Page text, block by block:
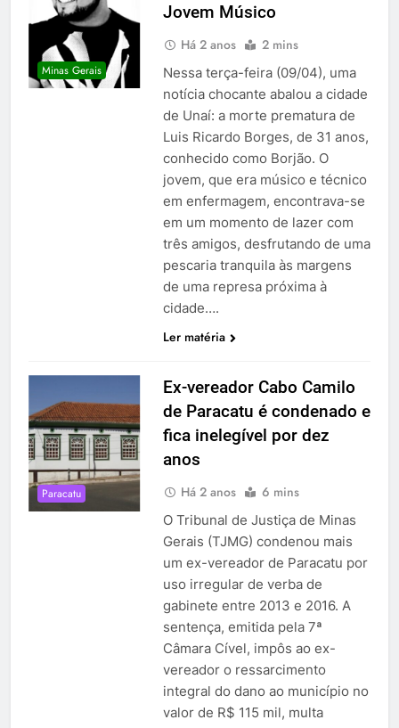
Minas Gerais
Jovem Músico
Há 2 anos 2 mins
Nessa terça-feira (09/04), uma
notícia chocante abalou a cidade
de Unaí: a morte prematura de
Luis Ricardo Borges, de 31 anos,
conhecido como Borjão. O
jovem, que era músico e técnico
em enfermagem, encontrava-se
em um momento de lazer com
três amigos, desfrutando de uma
pescaria tranquila às margens
de uma represa próxima à
cidade….
Ler matéria
Paracatu
Ex-vereador Cabo Camilo
de Paracatu é condenado e
fica inelegível por dez
anos
Há 2 anos 6 mins
O Tribunal de Justiça de Minas
Gerais (TJMG) condenou mais
um ex-vereador de Paracatu por
uso irregular de verba de
gabinete entre 2013 e 2016. A
sentença, emitida pela 7ª
Câmara Cível, impôs ao ex-
vereador o ressarcimento
integral do dano ao município no
valor de R$ 115 mil, multa